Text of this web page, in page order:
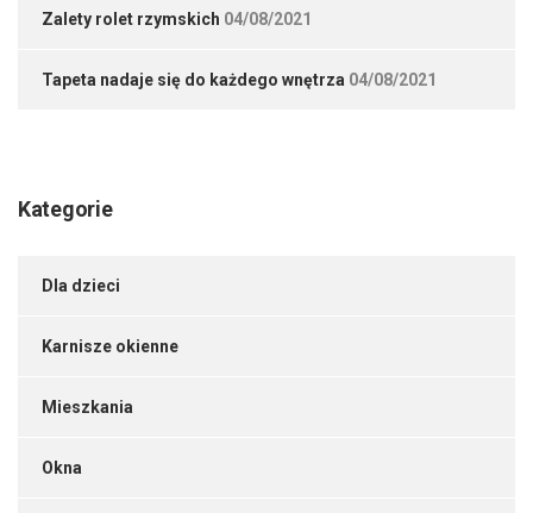
Zalety rolet rzymskich 04/08/2021
Tapeta nadaje się do każdego wnętrza 04/08/2021
Kategorie
Dla dzieci
Karnisze okienne
Mieszkania
Okna